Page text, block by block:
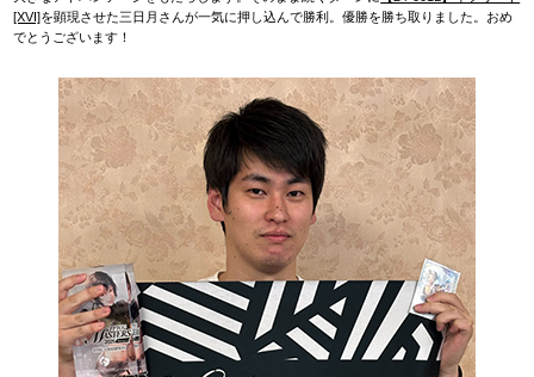
[XVI]を顕現させた三日月さんが一気に押し込んで勝利。優勝を勝ち取りました。おめ
でとうございます！